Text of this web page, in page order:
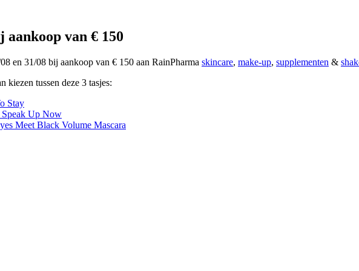
van € 150
en 31/08 bij aankoop van € 150 aan RainPharma skincare, make-up, supplementen &
kiezen tussen deze 3 tasjes:
Stay
Speak Up Now
Meet Black Volume Mascara